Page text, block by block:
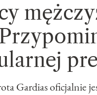
Gardias oficjalnie